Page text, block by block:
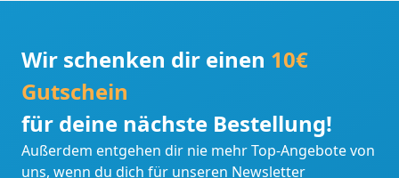
Wir schenken dir einen 10€
Gutschein
für deine nächste Bestellung!
Außerdem entgehen dir nie mehr Top-Angebote von
uns, wenn du dich für unseren Newsletter